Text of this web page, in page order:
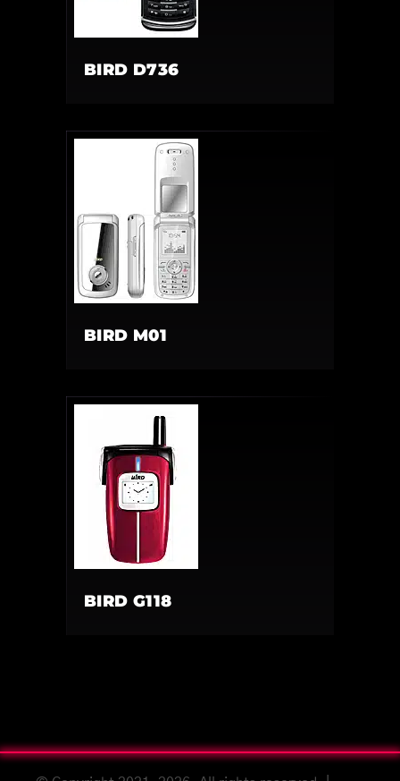
BIRD D736
BIRD M01
BIRD G118